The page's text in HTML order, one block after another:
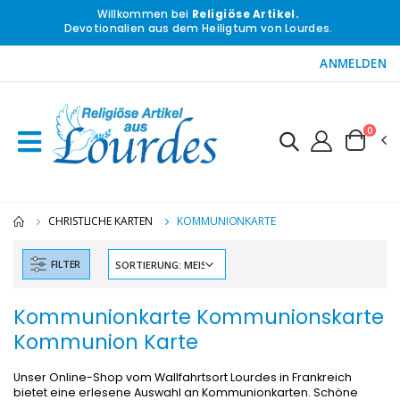
Willkommen bei Religiöse Artikel.
Devotionalien aus dem Heiligtum von Lourdes.
ANMELDEN
0
CHRISTLICHE KARTEN KOMMUNIONKARTE
FILTER
Kommunionkarte Kommunionskarte
Kommunion Karte
Unser Online-Shop vom Wallfahrtsort Lourdes in Frankreich
bietet eine erlesene Auswahl an Kommunionkarten. Schöne
-10%
Figur Wundertätige Jungfrau Beleuchtet
-20%